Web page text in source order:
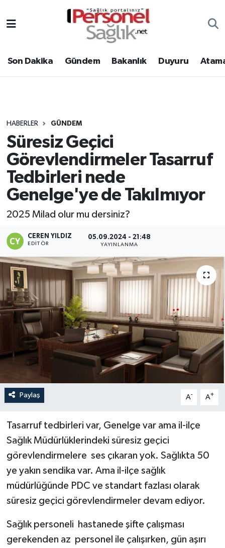
Son Dakika Gündem Bakanlık Duyuru
HABERLER GÜNDEM
Süresiz Geçici
Görevlendirmeler Tasarruf
Tedbirleri nede
Genelge'ye de Takılmıyor
2025 Milad olur mu dersiniz?
CEREN YILDIZ
EDITÖR
05.09.2024 - 21:48
YAYINLANMA
Paylaş A- A+
Tasarruf tedbirleri var, Genelge var ama il-ilçe
Sağlık Müdürlüklerindeki süresiz geçici
görevlendirmelere ses çıkaran yok. Sağlıkta 50
ye yakın sendika var. Ama il-ilçe sağlık
müdürlüğünde PDC ve standart fazlası olarak
süresiz geçici görevlendirmeler devam ediyor.
Sağlık personeli hastanede şifte çalışması
gerekenden az personel ile çalışırken, gün aşırı
Gündem
Atamalar
Mevzuat
Sendika
Kpss - Sınav
Nöbetçi Eczaneler
Hava Durumu
Tüm Manşetler
Son Dakika Haberleri
Haber Arşivi